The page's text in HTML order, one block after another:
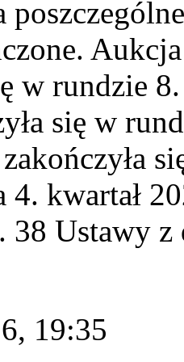
w rundzie
się w
4. kwartał
38 Ustawy
19:35